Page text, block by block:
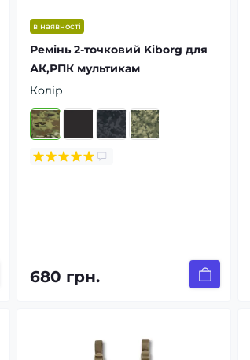
в наявності
Ремінь 2-точковий Kiborg для
АК,РПК мультикам
Колір
680 грн.